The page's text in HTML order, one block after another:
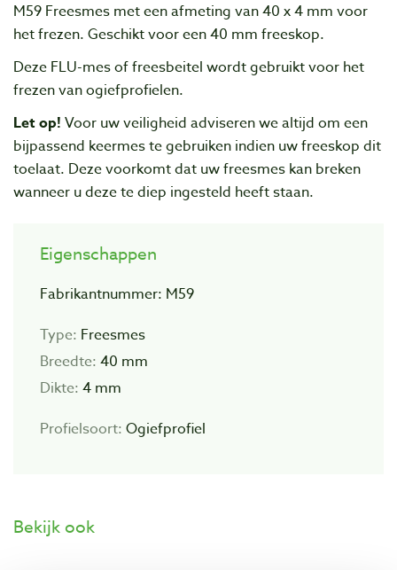
M59 Freesmes met een afmeting van 40 x 4 mm voor
het frezen. Geschikt voor een 40 mm freeskop.
Deze FLU-mes of freesbeitel wordt gebruikt voor het
frezen van ogiefprofielen.
Let op! Voor uw veiligheid adviseren we altijd om een
bijpassend keermes te gebruiken indien uw freeskop dit
toelaat. Deze voorkomt dat uw freesmes kan breken
wanneer u deze te diep ingesteld heeft staan.
Eigenschappen
Fabrikantnummer: M59
Type: Freesmes
Breedte: 40 mm
Dikte: 4 mm
Profielsoort: Ogiefprofiel
Bekijk ook